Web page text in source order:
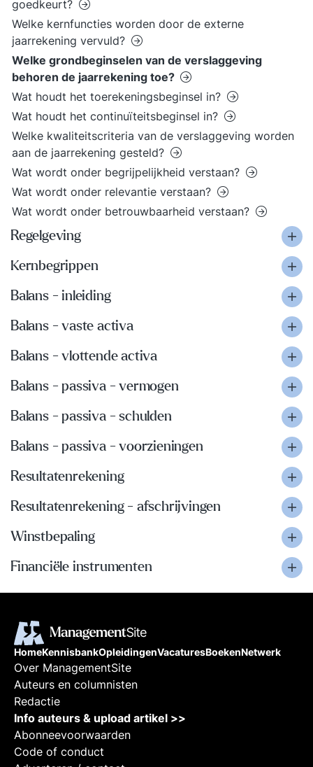
goedkeurt?
Welke kernfuncties worden door de externe
jaarrekening vervuld?
Welke grondbeginselen van de verslaggeving
behoren de jaarrekening toe?
Wat houdt het toerekeningsbeginsel in?
Wat houdt het continuïteitsbeginsel in?
Welke kwaliteitscriteria van de verslaggeving worden
aan de jaarrekening gesteld?
Wat wordt onder begrijpelijkheid verstaan?
Wat wordt onder relevantie verstaan?
Wat wordt onder betrouwbaarheid verstaan?
Regelgeving
Kernbegrippen
Balans - inleiding
Balans - vaste activa
Balans - vlottende activa
Balans - passiva - vermogen
Balans - passiva - schulden
Balans - passiva - voorzieningen
Resultatenrekening
Resultatenrekening - afschrijvingen
Winstbepaling
Financiële instrumenten
HomeKennisbankOpleidingenVacaturesBoekenNetwerk
Over ManagementSite
Auteurs en columnisten
Redactie
Info auteurs & upload artikel >>
Abonneevoorwaarden
Code of conduct